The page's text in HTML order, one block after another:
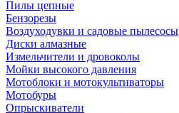
Пилы цепные
Бензорезы
Воздуходувки и садовые пылесосы
Диски алмазные
Измельчители и дровоколы
Мойки высокого давления
Мотоблоки и мотокультиваторы
Мотобуры
Опрыскиватели